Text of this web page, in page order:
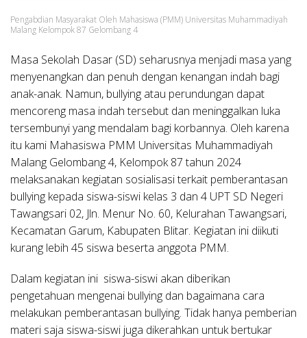
Pengabdian Masyarakat Oleh Mahasiswa (PMM) Universitas Muhammadiyah
Malang Kelompok 87 Gelombang 4
Masa Sekolah Dasar (SD) seharusnya menjadi masa yang
menyenangkan dan penuh dengan kenangan indah bagi
anak-anak. Namun, bullying atau perundungan dapat
mencoreng masa indah tersebut dan meninggalkan luka
tersembunyi yang mendalam bagi korbannya. Oleh karena
itu kami Mahasiswa PMM Universitas Muhammadiyah
Malang Gelombang 4, Kelompok 87 tahun 2024
melaksanakan kegiatan sosialisasi terkait pemberantasan
bullying kepada siswa-siswi kelas 3 dan 4 UPT SD Negeri
Tawangsari 02, Jln. Menur No. 60, Kelurahan Tawangsari,
Kecamatan Garum, Kabupaten Blitar. Kegiatan ini diikuti
kurang lebih 45 siswa beserta anggota PMM.
Dalam kegiatan ini siswa-siswi akan diberikan
pengetahuan mengenai bullying dan bagaimana cara
melakukan pemberantasan bullying. Tidak hanya pemberian
materi saja siswa-siswi juga dikerahkan untuk bertukar